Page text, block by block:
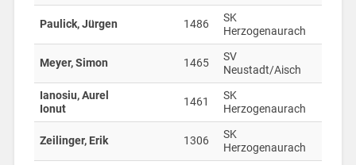
Paulick, Jürgen 1486
SK
Herzogenaurach
Meyer, Simon 1465
SV
Neustadt/Aisch
Ianosiu, Aurel
Ionut
1461
SK
Herzogenaurach
Zeilinger, Erik 1306
SK
Herzogenaurach